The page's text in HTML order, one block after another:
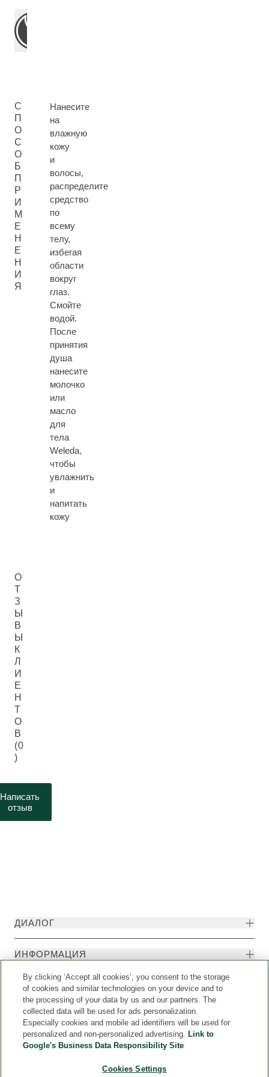
С
П
О
С
О
Б
П
Р
И
М
Е
Н
Е
Н
И
Я
Нанесите
на
влажную
кожу
и
волосы,
распределите
средство
по
всему
телу,
избегая
области
вокруг
глаз.
Смойте
водой.
После
принятия
душа
нанесите
молочко
или
масло
для
тела
Weleda,
чтобы
увлажнить
и
напитать
кожу
О
Т
З
Ы
В
Ы
К
Л
И
Е
Н
Т
О
В
(0
)
Написать
отзыв
ДИАЛОГ
ИНФОРМАЦИЯ
By clicking ‘Accept all cookies’, you consent to the storage
of cookies and similar technologies on your device and to
the processing of your data by us and our partners. The
collected data will be used for ads personalization.
Especially cookies and mobile ad identifiers will be used for
personalized and non-personalized advertising. Link to
Google's Business Data Responsibility Site
Cookies Settings